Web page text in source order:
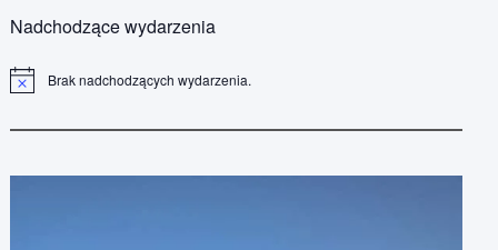
Nadchodzące wydarzenia
P
d
Brak nadchodzących wydarzenia.